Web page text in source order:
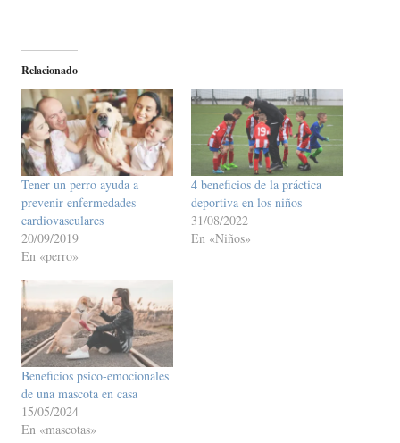
Relacionado
Tener un perro ayuda a
prevenir enfermedades
cardiovasculares
20/09/2019
En «perro»
4 beneficios de la práctica
deportiva en los niños
31/08/2022
En «Niños»
Beneficios psico-emocionales
de una mascota en casa
15/05/2024
En «mascotas»